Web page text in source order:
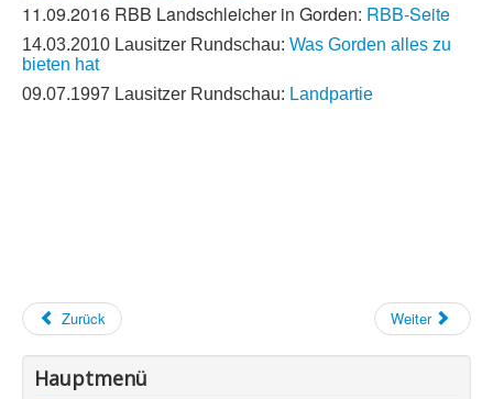
11.09.2016 RBB Landschleicher in Gorden: RBB-Seite
14.03.2010 Lausitzer Rundschau: Was Gorden alles zu
bieten hat
09.07.1997 Lausitzer Rundschau: Landpartie
Zurück Weiter
Hauptmenü